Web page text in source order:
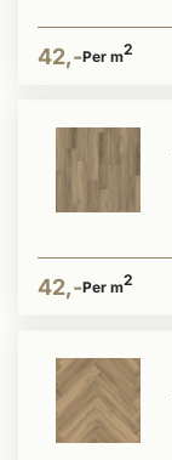
42,-Per m2
42,-Per m2